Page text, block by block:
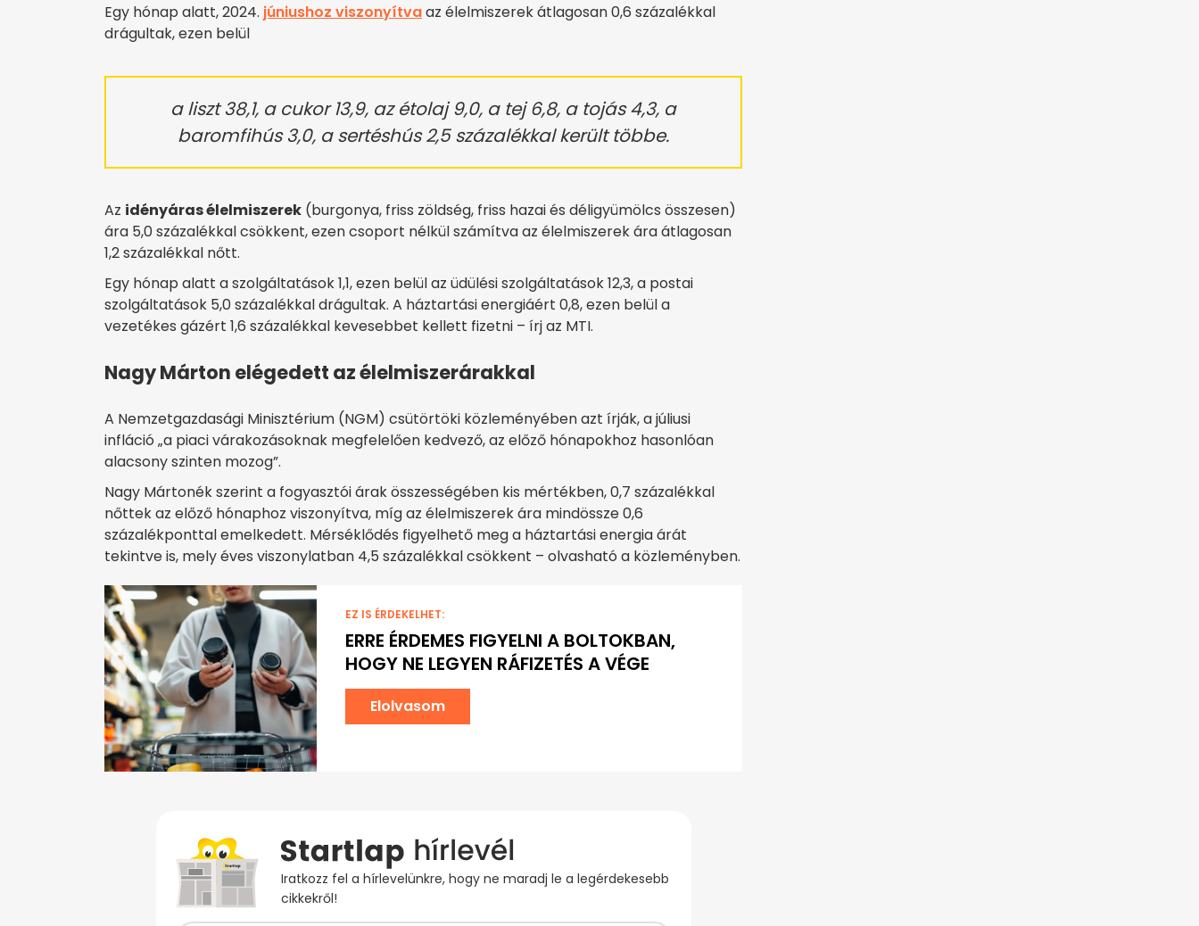
Egy hónap alatt, 2024. júniushoz viszonyítvaaz élelmiszerek átlagosan 0,6 százalékkal
drágultak, ezen belül
a liszt 38,1, a cukor 13,9, az étolaj 9,0, a tej 6,8, a tojás 4,3, a
baromfihús 3,0, a sertéshús 2,5 százalékkal került többe.
Az idényáras élelmiszerek (burgonya, friss zöldség, friss hazai és déligyümölcs összesen)
ára 5,0 százalékkal csökkent, ezen csoport nélkül számítva az élelmiszerek ára átlagosan
1,2 százalékkal nőtt.
Egy hónap alatt a szolgáltatások 1,1, ezen belül az üdülési szolgáltatások 12,3, a postai
szolgáltatások 5,0 százalékkal drágultak. A háztartási energiáért 0,8, ezen belül a
vezetékes gázért 1,6 százalékkal kevesebbet kellett fizetni – írj az MTI.
Nagy Márton elégedett az élelmiszerárakkal
A Nemzetgazdasági Minisztérium (NGM) csütörtöki közleményében azt írják, a júliusi
infláció „a piaci várakozásoknak megfelelően kedvező, az előző hónapokhoz hasonlóan
alacsony szinten mozog”.
Nagy Mártonék szerint a fogyasztói árak összességében kis mértékben, 0,7 százalékkal
nőttek az előző hónaphoz viszonyítva, míg az élelmiszerek ára mindössze 0,6
százalékponttal emelkedett. Mérséklődés figyelhető meg a háztartási energia árát
tekintve is, mely éves viszonylatban 4,5 százalékkal csökkent – olvasható a közleményben.
EZ IS ÉRDEKELHET:
ERRE ÉRDEMES FIGYELNI A BOLTOKBAN,
HOGY NE LEGYEN RÁFIZETÉS A VÉGE
Elolvasom
Iratkozz fel a hírlevelünkre, hogy ne maradj le a legérdekesebb
cikkekről!